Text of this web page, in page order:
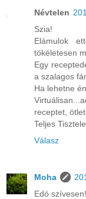
Névtelen
Szia!
Elámulok
tökéletesen
Egy
a szalagos
Ha lehetne
receptet,
Teljes
Válasz
Moha
Edó szívesen!